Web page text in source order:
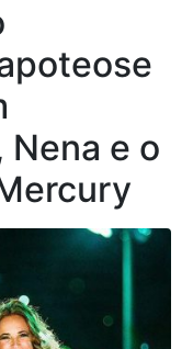
Nena e o